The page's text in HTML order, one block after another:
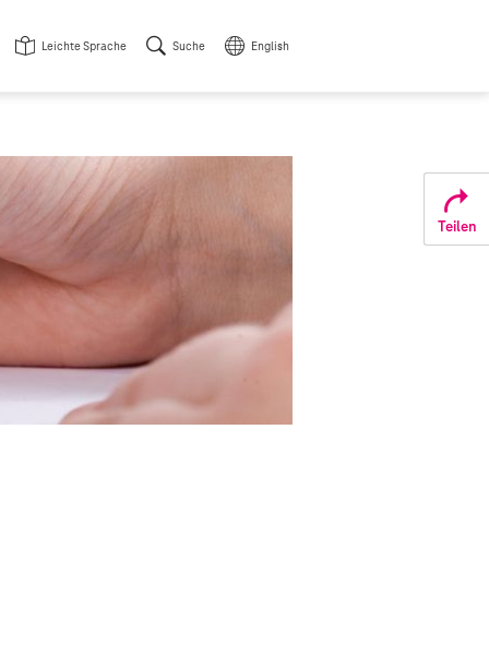
Leichte Sprache Suche English
Teilen